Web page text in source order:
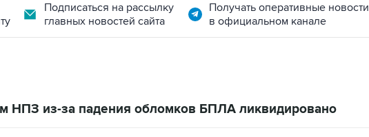
Подписаться на рассылку
главных новостей сайта
Получать оперативные новости
в официальном канале
НПЗ из-за падения обломков БПЛА ликвидировано